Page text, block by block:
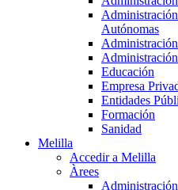
Autónomas
Educación
Empresa
Entidades
Formación
Sanidad
Melilla
Accedir a Melilla
Àrees